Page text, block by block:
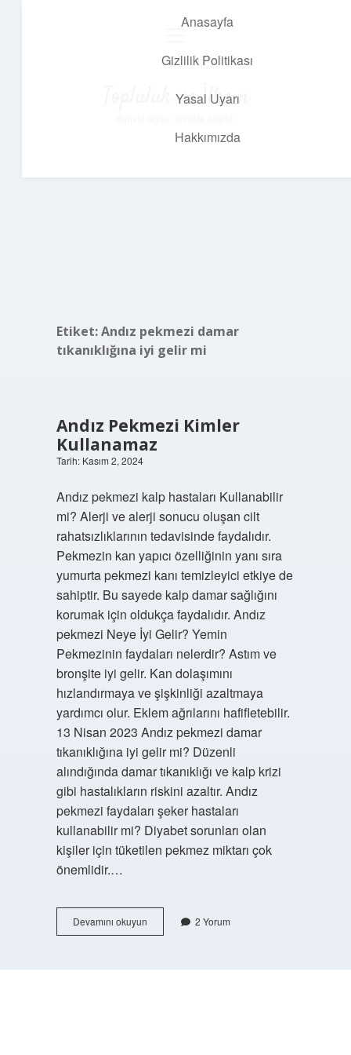
Anasayfa
Gizlilik Politikası
Yasal Uyarı
Hakkımızda
Topluluk ve İlham
Etiket:Andız pekmezi damar
tıkanıklığına iyi gelir mi
Andız Pekmezi Kimler
Kullanamaz
Tarih: Kasım 2, 2024
Andız pekmezi kalp hastaları Kullanabilir
mi? Alerji ve alerji sonucu oluşan cilt
rahatsızlıklarının tedavisinde faydalıdır.
Pekmezin kan yapıcı özelliğinin yanı sıra
yumurta pekmezi kanı temizleyici etkiye de
sahiptir. Bu sayede kalp damar sağlığını
korumak için oldukça faydalıdır. Andız
pekmezi Neye İyi Gelir? Yemin
Pekmezinin faydaları nelerdir? Astım ve
bronşite iyi gelir. Kan dolaşımını
hızlandırmaya ve şişkinliği azaltmaya
yardımcı olur. Eklem ağrılarını hafifletebilir.
13 Nisan 2023 Andız pekmezi damar
tıkanıklığına iyi gelir mi? Düzenli
alındığında damar tıkanıklığı ve kalp krizi
gibi hastalıkların riskini azaltır. Andız
pekmezi faydaları şeker hastaları
kullanabilir mi? Diyabet sorunları olan
kişiler için tüketilen pekmez miktarı çok
önemlidir.…
Devamını okuyunAndız
Pekmezi
2 Yorum